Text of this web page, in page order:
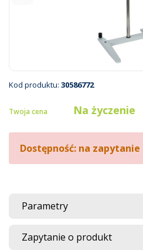
Kod produktu: 30586772
Twoja cena Na życzenie
Dostępność: na zapytanie
Parametry
Zapytanie o produkt